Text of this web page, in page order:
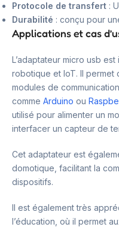
Protocole de transfert :
Durabilité : conçu pour
Applications et cas
L’adaptateur micro usb
robotique et IoT. Il permet
modules de
comme Arduino ou
utilisé pour alimenter un
interfacer un capteur de
Cet adaptateur est
domotique, facilitant la
dispositifs.
Il est également très
l’éducation, où il permet